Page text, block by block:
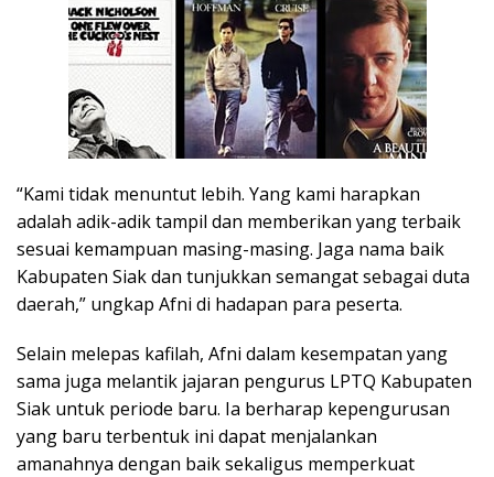
“Kami tidak menuntut lebih. Yang kami harapkan
adalah adik-adik tampil dan memberikan yang terbaik
sesuai kemampuan masing-masing. Jaga nama baik
Kabupaten Siak dan tunjukkan semangat sebagai duta
daerah,” ungkap Afni di hadapan para peserta.
Selain melepas kafilah, Afni dalam kesempatan yang
sama juga melantik jajaran pengurus LPTQ Kabupaten
Siak untuk periode baru. Ia berharap kepengurusan
yang baru terbentuk ini dapat menjalankan
amanahnya dengan baik sekaligus memperkuat